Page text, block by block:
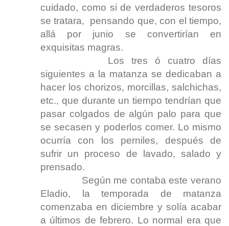
cuidado, como si de verdaderos tesoros
se tratara, pensando que, con el tiempo,
allá por junio se convertirían en
exquisitas magras.
Los tres ó cuatro días
siguientes a la matanza se dedicaban a
hacer los chorizos, morcillas, salchichas,
etc., que durante un tiempo tendrían que
pasar colgados de algún palo para que
se secasen y poderlos comer. Lo mismo
ocurría con los perniles, después de
sufrir un proceso de lavado, salado y
prensado.
Según me contaba este verano
Eladio, la temporada de matanza
comenzaba en diciembre y solía acabar
a últimos de febrero. Lo normal era que